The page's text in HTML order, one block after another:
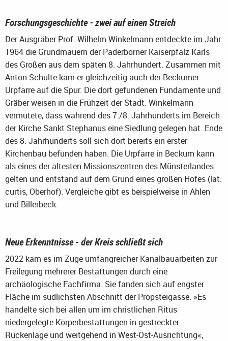
Forschungsgeschichte - zwei auf einen Streich
Der Ausgräber Prof. Wilhelm Winkelmann entdeckte im Jahr
1964 die Grundmauern der Paderborner Kaiserpfalz Karls
des Großen aus dem späten 8. Jahrhundert. Zusammen mit
Anton Schulte kam er gleichzeitig auch der Beckumer
Urpfarre auf die Spur. Die dort gefundenen Fundamente und
Gräber weisen in die Frühzeit der Stadt. Winkelmann
vermutete, dass während des 7./8. Jahrhunderts im Bereich
der Kirche Sankt Stephanus eine Siedlung gelegen hat. Ende
des 8. Jahrhunderts soll sich dort bereits ein erster
Kirchenbau befunden haben. Die Urpfarre in Beckum kann
als eines der ältesten Missionszentren des Münsterlandes
gelten und entstand auf dem Grund eines großen Hofes (lat.
curtis, Oberhof). Vergleiche gibt es beispielweise in Ahlen
und Billerbeck.
Neue Erkenntnisse - der Kreis schließt sich
2022 kam es im Zuge umfangreicher Kanalbauarbeiten zur
Freilegung mehrerer Bestattungen durch eine
archäologische Fachfirma. Sie fanden sich auf engster
Fläche im südlichsten Abschnitt der Propsteigasse. »Es
handelte sich bei allen um im christlichen Ritus
niedergelegte Körperbestattungen in gestreckter
Rückenlage und weitgehend in West-Ost-Ausrichtung«,